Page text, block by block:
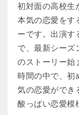
初対面の高校生
本気の恋愛をす
ーです。出演す
で、最新シーズ
のストーリー始
時間の中で、初
気の恋愛ができ
酸っぱい恋愛模